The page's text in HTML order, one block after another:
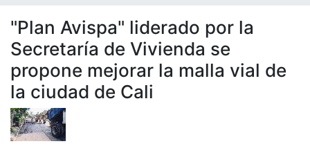
"Plan Avispa" liderado por la
Secretaría de Vivienda se
propone mejorar la malla vial de
la ciudad de Cali